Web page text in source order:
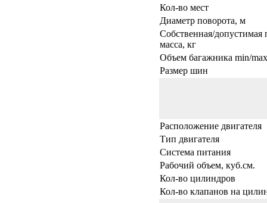
Кол-во мест
Диаметр поворота, м
Собственная/допустимая
масса, кг
Объем багажника min/
Размер шин
Расположение двигателя
Тип двигателя
Система питания
Рабочий объем, куб.см.
Кол-во цилиндров
Кол-во клапанов на